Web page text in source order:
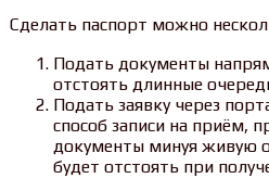
Сделать паспорт можно
Подать документы
отстоять длинные
Подать заявку через
способ записи на приём,
документы минуя живую
будет отстоять при